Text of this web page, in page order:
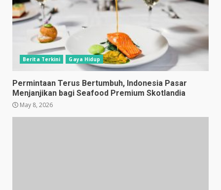
Berita Terkini Gaya Hidup
Permintaan Terus Bertumbuh, Indonesia Pasar
Menjanjikan bagi Seafood Premium Skotlandia
May 8, 2026